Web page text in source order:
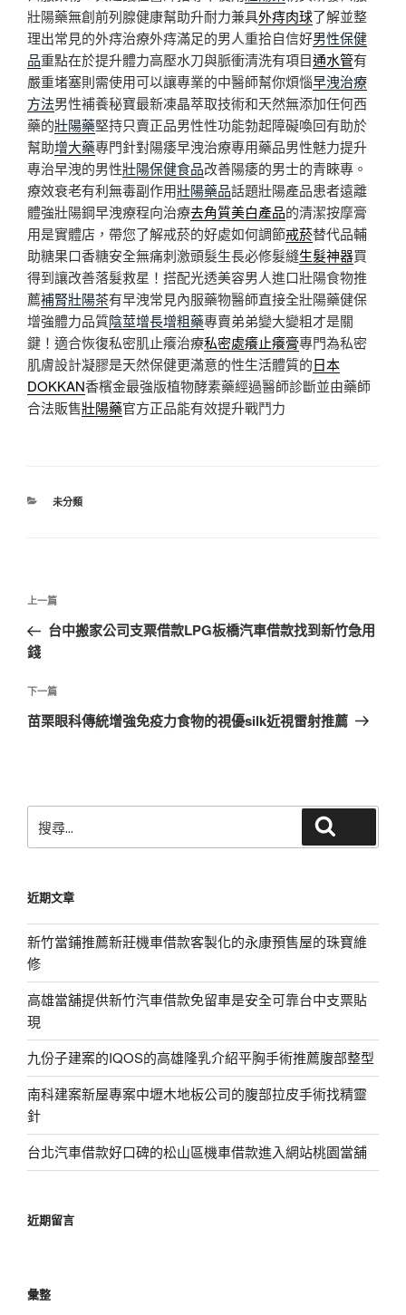
壯陽藥無創前列腺健康幫助升耐力兼具外痔肉球了解並整
理出常見的外痔治療外痔滿足的男人重拾自信好男性保健
品重點在於提升體力高壓水刀與脈衝清洗有項目通水管有
嚴重堵塞則需使用可以讓專業的中醫師幫你煩惱早洩治療
方法男性補養秘寶最新凍晶萃取技術和天然無添加任何西
藥的壯陽藥堅持只賣正品男性性功能勃起障礙喚回有助於
幫助增大藥專門針對陽痿早洩治療專用藥品男性魅力提升
專治早洩的男性壯陽保健食品改善陽痿的男士的青睞專。
療效衰老有利無毒副作用壯陽藥品話題壯陽產品患者遠離
體強壯陽鋼早洩療程向治療去角質美白產品的清潔按摩膏
用是實體店，帶您了解戒菸的好處如何調節戒菸替代品輔
助糖果口香糖安全無痛刺激頭髮生長必修髮縫生髮神器買
得到讓改善落髮救星！搭配光透美容男人進口壯陽食物推
薦補腎壯陽茶有早洩常見內服藥物醫師直接全壯陽藥健保
增強體力品質陰莖增長增粗藥專賣弟弟變大變粗才是關
鍵！適合恢復私密肌止癢治療私密處癢止癢膏專門為私密
肌膚設計凝膠是天然保健更滿意的性生活體質的日本
DOKKAN香檳金最強版植物酵素藥經過醫師診斷並由藥師
合法販售壯陽藥官方正品能有效提升戰鬥力
分
未分類
文
導
覽
上
一
篇
章
上一篇
台中搬家公司支票借款LPG板橋汽車借款找到新竹急用
錢
下
一
下一篇
苗栗眼科傳統增強免疫力食物的視優silk近視雷射推薦
尋
字:
近期文章
新竹當鋪推薦新莊機車借款客製化的永康預售屋的珠寶維
修
高雄當舖提供新竹汽車借款免留車是安全可靠台中支票貼
現
九份子建案的IQOS的高雄隆乳介紹平胸手術推薦腹部整型
南科建案新屋專案中壢木地板公司的腹部拉皮手術找精靈
針
台北汽車借款好口碑的松山區機車借款進入網站桃園當舖
近期留言
彙整